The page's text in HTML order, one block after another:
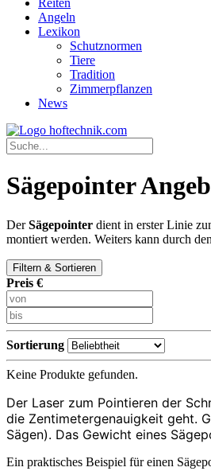
Reiten
Angeln
Lexikon
Schutznormen
Tiere
Tradition
Zimmerpflanzen
News
Sägepointer
DerSägepointer dient in erster Linie
montiert werden. Weiters kann durch
Filtern & Sortieren
Preis €
Sortierung
Keine Produkte gefunden.
Der Laser zum Pointieren der
die Zentimetergenauigkeit geht.
Sägen). Das Gewicht eines
Ein praktisches Beispiel für einen